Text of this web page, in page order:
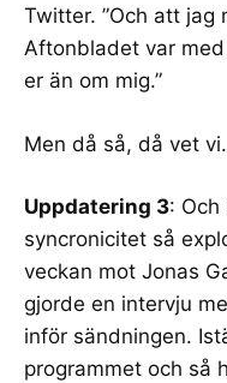
Twitter. ”Och att jag
Aftonbladet var
er än om mig.”
Men då så, då vet vi.
Uppdatering 3:
syncronicitet så
veckan mot Jonas
gjorde en intervju
inför sändningen.
programmet och så